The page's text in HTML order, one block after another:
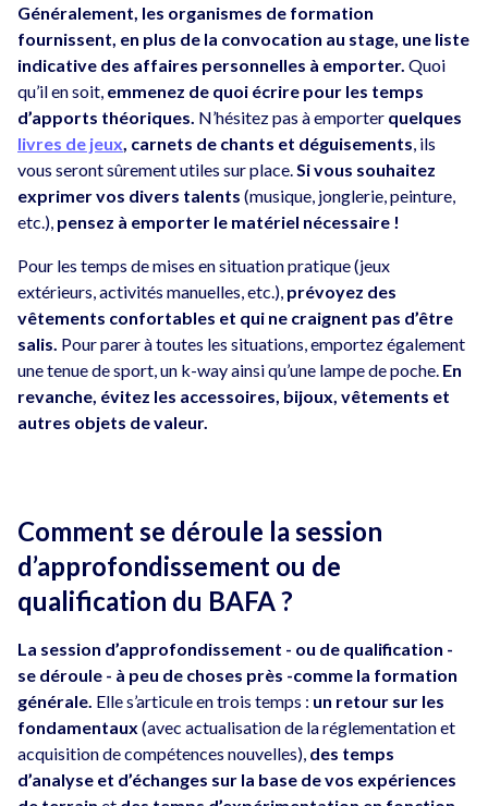
Généralement, les organismes de formation
fournissent, en plus de la convocation au stage, une liste
indicative des affaires personnelles à emporter. Quoi
qu’il en soit, emmenez de quoi écrire pour les temps
d’apports théoriques. N’hésitez pas à emporter quelques
livres de jeux , carnets de chants et déguisements , ils
vous seront sûrement utiles sur place. Si vous souhaitez
exprimer vos divers talents (musique, jonglerie, peinture,
etc.), pensez à emporter le matériel nécessaire !
Pour les temps de mises en situation pratique (jeux
extérieurs, activités manuelles, etc.), prévoyez des
vêtements confortables et qui ne craignent pas d’être
salis. Pour parer à toutes les situations, emportez également
une tenue de sport, un k-way ainsi qu’une lampe de poche. En
revanche, évitez les accessoires, bijoux, vêtements et
autres objets de valeur.
Comment se déroule la session
d’approfondissement ou de
qualification du BAFA ?
La session d’approfondissement - ou de qualification -
se déroule - à peu de choses près -comme la formation
générale. Elle s’articule en trois temps : un retour sur les
fondamentaux (avec actualisation de la réglementation et
acquisition de compétences nouvelles), des temps
d’analyse et d’échanges sur la base de vos expériences